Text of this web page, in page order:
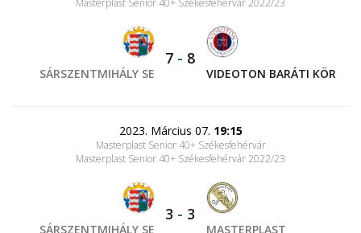
Masterplast Senior 40+ Székesfehérvár 2022/23
SÁRSZENTMIHÁLY SE
7 - 8
VIDEOTON BARÁTI KÖR
2023. Március 07. 19:15
Masterplast Senior 40+ Székesfehérvár
Masterplast Senior 40+ Székesfehérvár 2022/23
SÁRSZENTMIHÁLY SE
3 - 3
MASTERPLAST